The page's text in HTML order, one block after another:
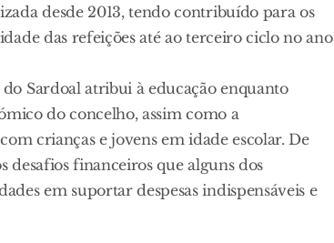
desde 2013, tendo contribuído para os
das refeições até ao terceiro ciclo no ano
Sardoal atribui à educação enquanto
do concelho, assim como a
crianças e jovens em idade escolar. De
desafios financeiros que alguns dos
em suportar despesas indispensáveis e